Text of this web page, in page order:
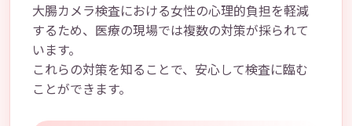
大腸カメラ検査における女性の心理的負担を軽減
するため、医療の現場では複数の対策が採られて
います。
これらの対策を知ることで、安心して検査に臨む
ことができます。